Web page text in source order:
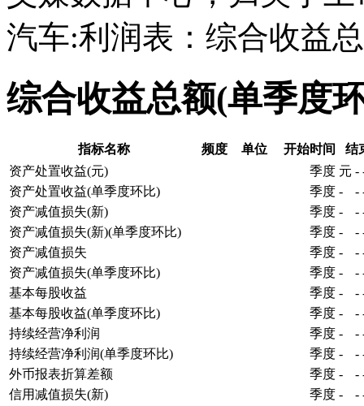
汽车:利润表：综合收益
综合收益总额(单季度
指标名称 频度 单位 开始时间
结
资产处置收益(元)
季度 元 -
资产处置收益(单季度环比)
季度 - -
资产减值损失(新)
季度 - -
资产减值损失(新)(单季度环比)
季度 - -
资产减值损失
季度 - -
资产减值损失(单季度环比)
季度 - -
基本每股收益
季度 - -
基本每股收益(单季度环比)
季度 - -
持续经营净利润
季度 - -
持续经营净利润(单季度环比)
季度 - -
外币报表折算差额
季度 - -
信用减值损失(新)
季度 - -